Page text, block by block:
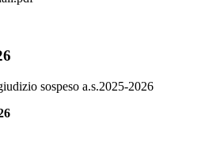
sospeso a.s.2025-2026